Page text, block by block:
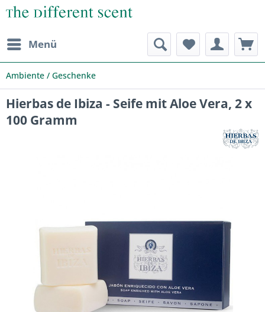
Menü
Ambiente / Geschenke
Hierbas de Ibiza - Seife mit Aloe Vera, 2 x
100 Gramm